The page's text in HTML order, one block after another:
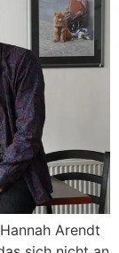
Arendt